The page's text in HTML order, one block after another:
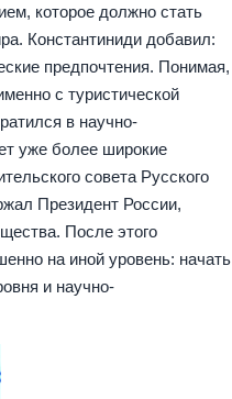
которое должно стать
Константиниди добавил:
предпочтения. Понимая,
с туристической
в научно-
уже более широкие
совета Русского
Президент России,
После этого
на иной уровень: начать
и научно-